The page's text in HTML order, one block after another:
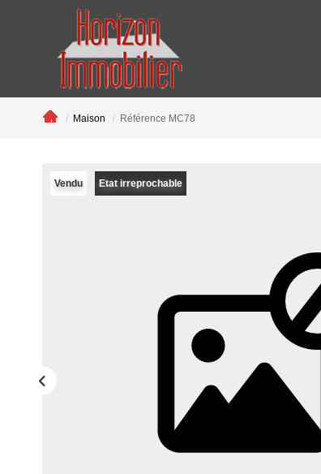
Maison Référence MC78
Vendu Etat irreprochable